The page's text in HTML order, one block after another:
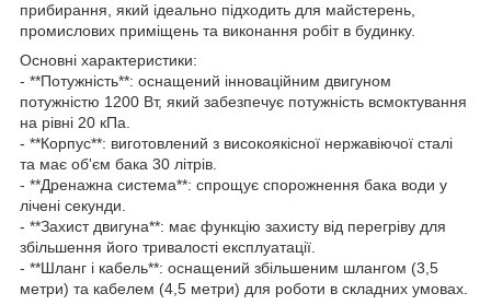
прибирання, який ідеально підходить для майстерень,
промислових приміщень та виконання робіт в будинку.
Основні характеристики:
- **Потужність**: оснащений інноваційним двигуном
потужністю 1200 Вт, який забезпечує потужність всмоктування
на рівні 20 кПа.
- **Корпус**: виготовлений з високоякісної нержавіючої сталі
та має об'єм бака 30 літрів.
- **Дренажна система**: спрощує спорожнення бака води у
лічені секунди.
- **Захист двигуна**: має функцію захисту від перегріву для
збільшення його тривалості експлуатації.
- **Шланг і кабель**: оснащений збільшеним шлангом (3,5
метри) та кабелем (4,5 метри) для роботи в складних умовах.